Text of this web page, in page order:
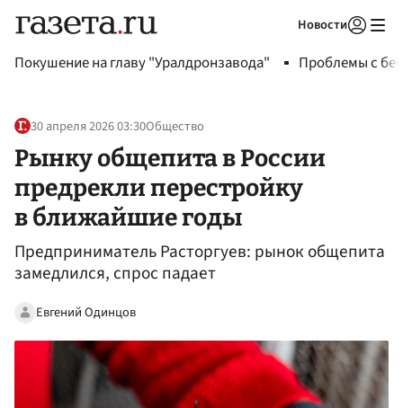
Новости
Покушение на главу "Уралдронзавода" Проблемы с
30 апреля 2026 03:30Общество
Рынку общепита в России
предрекли перестройку
в ближайшие годы
Предприниматель Расторгуев: рынок общепита
замедлился, спрос падает
Евгений Одинцов